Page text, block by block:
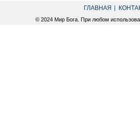
ГЛАВНАЯ
© 2024 Мир Бога. При любом